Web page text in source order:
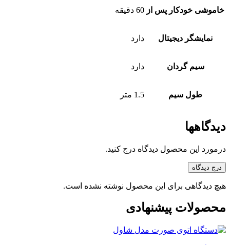
خاموشی خودکار پس از 60 دقیقه
نمایشگر دیجیتال دارد
سیم گردان دارد
طول سیم 1.5 متر
دیدگاهها
درمورد این محصول دیدگاه درج کنید.
درج دیدگاه
هیچ دیدگاهی برای این محصول نوشته نشده است.
محصولات پیشنهادی